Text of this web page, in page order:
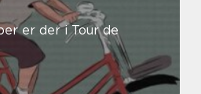
er der i Tour de